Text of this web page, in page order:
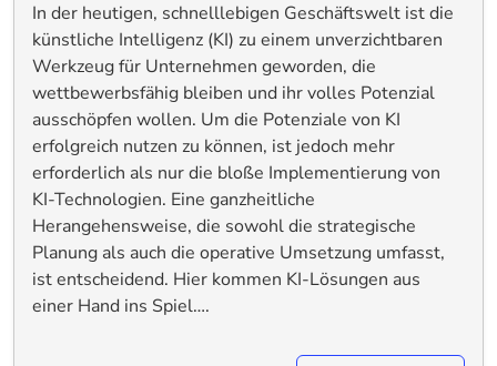
In der heutigen, schnelllebigen Geschäftswelt ist die
künstliche Intelligenz (KI) zu einem unverzichtbaren
Werkzeug für Unternehmen geworden, die
wettbewerbsfähig bleiben und ihr volles Potenzial
ausschöpfen wollen. Um die Potenziale von KI
erfolgreich nutzen zu können, ist jedoch mehr
erforderlich als nur die bloße Implementierung von
KI-Technologien. Eine ganzheitliche
Herangehensweise, die sowohl die strategische
Planung als auch die operative Umsetzung umfasst,
ist entscheidend. Hier kommen KI-Lösungen aus
einer Hand ins Spiel….